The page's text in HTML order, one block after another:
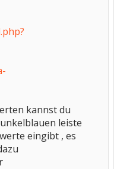
kannst du
leiste
eingibt , es